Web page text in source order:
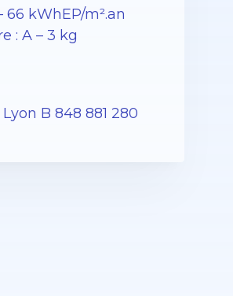
kWhEP/m².an
: A – 3 kg
B 848 881 280